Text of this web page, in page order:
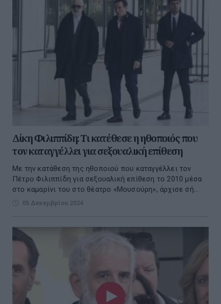
Δίκη Φιλιππίδη: Τι κατέθεσε η ηθοποιός που
τον καταγγέλλει για σεξουαλική επίθεση
Με την κατάθεση της ηθοποιού που καταγγέλλει τον
Πέτρο Φιλιππίδη για σεξουαλική επίθεση το 2010 μέσα
στο καμαρίνι του στο θέατρο «Μουσούρη», άρχισε σή...
05 Δεκεμβρίου 2024